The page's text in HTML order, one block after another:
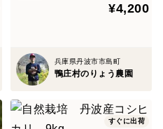
¥4,200
兵庫県丹波市市島町
鴨庄村のりょう農園
すぐに出荷